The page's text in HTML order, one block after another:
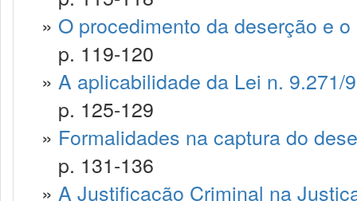
» O procedimento da deserção e
p. 119-120
» A aplicabilidade da Lei n. 9.271/
p. 125-129
» Formalidades na captura do
p. 131-136
» A Justificação Criminal na